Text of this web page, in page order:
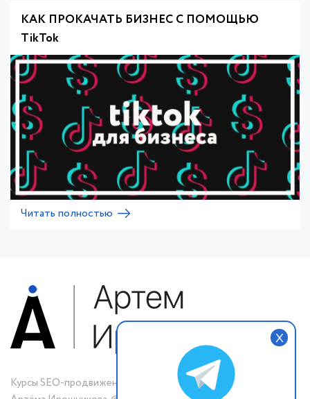
КАК ПРОКАЧАТЬ БИЗНЕС С ПОМОЩЬЮ
TikTok
Читать полностью
Курсы SEO-продвижения
X